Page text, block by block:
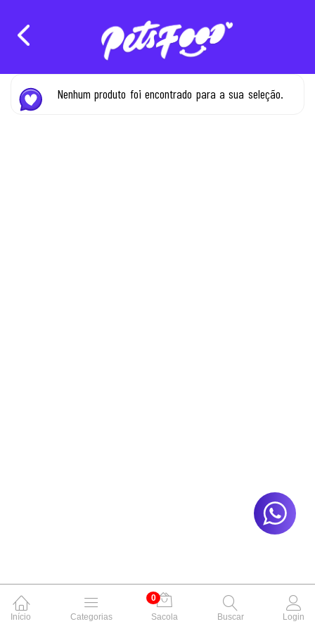
Nenhum produto foi encontrado para a sua seleção.
Início Categorias
0
Sacola
Buscar Login